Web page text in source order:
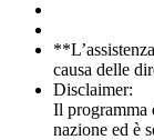
causa delle
Disclaimer:
Il programma
nazione ed è